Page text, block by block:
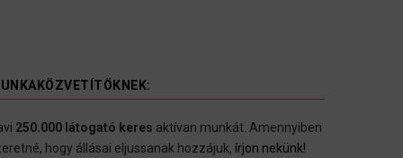
250.000 látogató keres aktívan munkát. Amennyiben
hogy állásai eljussanak hozzájuk, írjon nekünk!